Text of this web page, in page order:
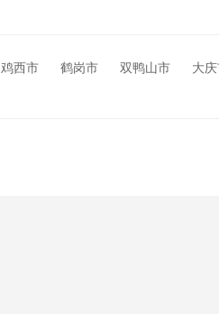
鸡西市 鹤岗市 双鸭山市 大